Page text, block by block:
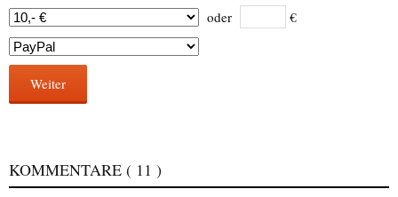
oder €
Weiter
KOMMENTARE ( 11 )